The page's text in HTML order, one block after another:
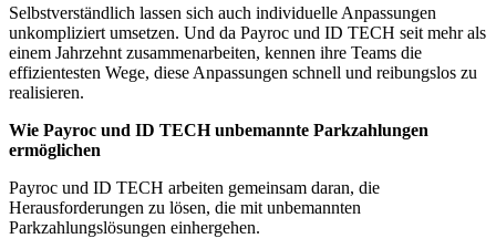
Selbstverständlich lassen sich auch individuelle Anpassungen
unkompliziert umsetzen. Und da Payroc und ID TECH seit mehr als
einem Jahrzehnt zusammenarbeiten, kennen ihre Teams die
effizientesten Wege, diese Anpassungen schnell und reibungslos zu
realisieren.
Wie Payroc und ID TECH unbemannte Parkzahlungen
ermöglichen
Payroc und ID TECH arbeiten gemeinsam daran, die
Herausforderungen zu lösen, die mit unbemannten
Parkzahlungslösungen einhergehen.